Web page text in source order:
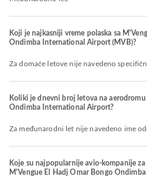
Koji je najkasniji vreme polaska sa
Ondimba International Airport (MVB)?
Za domaće letove nije navedeno
Koliki je dnevni broj letova na
Ondimba International Airport?
Za međunarodni let nije navedeno ime
Koje su najpopularnije avio-kompanije
M'Vengue El Hadj Omar Bongo